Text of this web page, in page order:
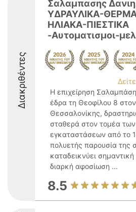
Διακριθέντες
Σαλαμπασης
ΥΔΡΑΥΛΙΚΑ-
ΗΛΙΑΚΑ-ΠΙΕΣΤΙΚΑ
-Αυτοματισμοι-
Η επιχείρηση
έδρα τη Θεοφίλου 8
Θεσσαλονίκης,
σταθερά στον τομέα
εγκαταστάσεων από το
πολυετής παρουσία της
καταδεικνύει σημαντική
διαρκή αφοσίωση ...
8.5